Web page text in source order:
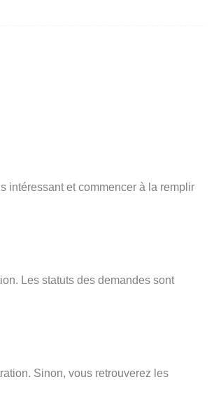
intéressant et commencer à la remplir
Les statuts des demandes sont
Sinon, vous retrouverez les